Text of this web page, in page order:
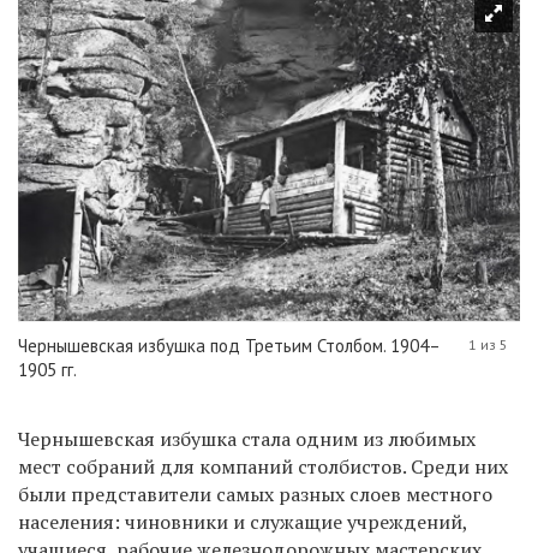
Чернышевская избушка под Третьим Столбом. 1904–
1905 гг.
1 из 5
Чернышевская избушка стала одним из любимых
мест собраний для компаний столбистов. Среди них
были представители самых разных слоев местного
населения: чиновники и служащие учреждений,